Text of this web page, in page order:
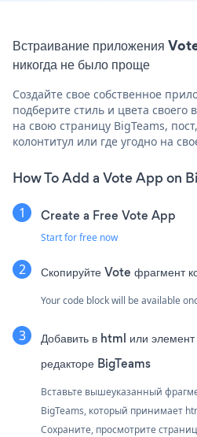
Встраивание приложения
никогда не было проще
Создайте свое собственное
подберите стиль и цвета своего
на свою страницу BigTeams,
колонтитул или где угодно на
How To Add a Vote App on
Create a Free Vote App
Start for free now
Скопируйте Vote фрагмент
Your code block will be available
Добавить в html или элемент
редакторе BigTeams
Вставьте вышеуказанный
BigTeams, который принимает
Сохраните, просмотрите